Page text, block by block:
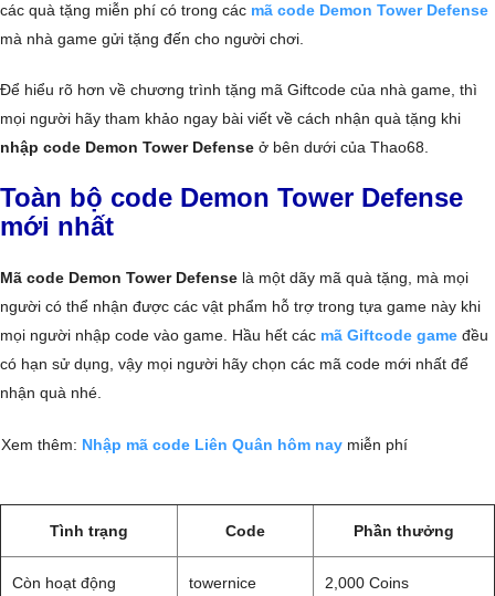
các quà tặng miễn phí có trong các mã code Demon Tower Defense
mà nhà game gửi tặng đến cho người chơi.
Để hiểu rõ hơn về chương trình tặng mã Giftcode của nhà game, thì
mọi người hãy tham khảo ngay bài viết về cách nhận quà tặng khi
nhập code Demon Tower Defense ở bên dưới của Thao68.
Toàn bộ code Demon Tower Defense
mới nhất
Mã code Demon Tower Defense là một dãy mã quà tặng, mà mọi
người có thể nhận được các vật phẩm hỗ trợ trong tựa game này khi
mọi người nhập code vào game. Hầu hết các mã Giftcode game đều
có hạn sử dụng, vậy mọi người hãy chọn các mã code mới nhất để
nhận quà nhé.
Xem thêm: Nhập mã code Liên Quân hôm nay miễn phí
Tình trạng Code Phần thưởng
Còn hoạt động towernice 2,000 Coins